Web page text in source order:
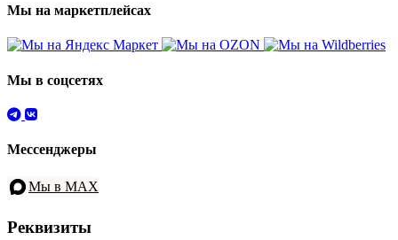
Мы на маркетплейсах
Мы в соцсетях
Мессенджеры
Мы в MAX
Реквизиты